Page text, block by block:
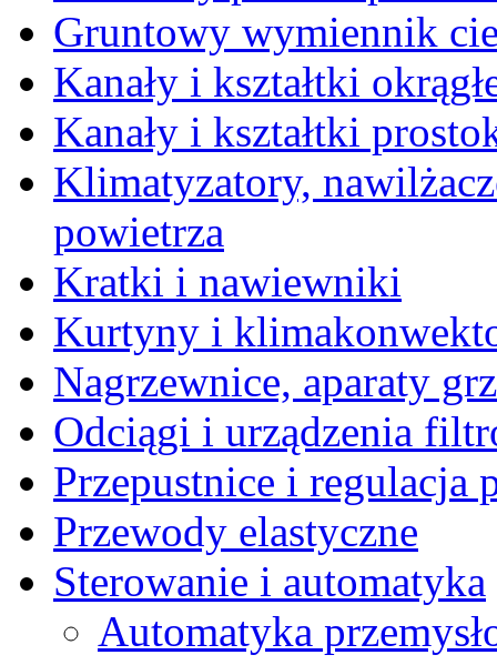
Gruntowy wymiennik
Kanały i kształtki
Kanały i kształtki
Klimatyzatory,
powietrza
Kratki i nawiewniki
Kurtyny i
Nagrzewnice, aparaty
Odciągi i urządzenia
Przepustnice i regulacja
Przewody elastyczne
Sterowanie i automatyka
Automatyka